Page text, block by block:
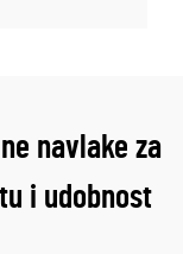
navlake za
i udobnost